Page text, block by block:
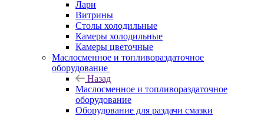
Лари
Витрины
Столы холодильные
Камеры холодильные
Камеры цветочные
Маслосменное и топливораздаточное
оборудование
Назад
Маслосменное и топливораздаточное
оборудование
Оборудование для раздачи смазки